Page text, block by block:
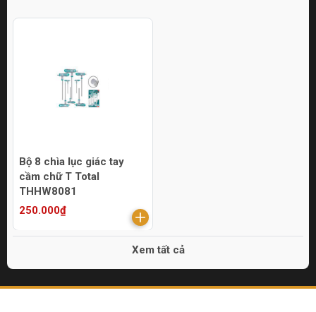
Bộ 8 chìa lục giác tay
cầm chữ T Total
THHW8081
250.000₫
Xem tất cả